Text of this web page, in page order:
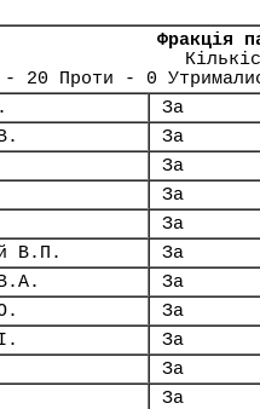
Фракція
- 20 Проти - 0
За
За
За
За
За
В.П.
За
За
За
За
За
За